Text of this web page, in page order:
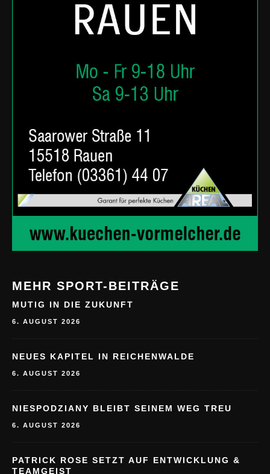
MEHR SPORT-BEITRÄGE
MUTIG IN DIE ZUKUNFT
6. AUGUST 2026
NEUES KAPITEL IN REICHENWALDE
6. AUGUST 2026
NIESPODZIANY BLEIBT SEINEM WEG TREU
6. AUGUST 2026
PATRICK ROSE SETZT AUF ENTWICKLUNG &
TEAMGEIST